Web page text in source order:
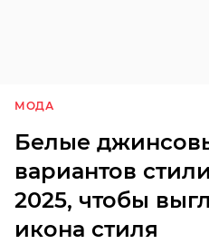
МОДА
Белые
вариантов
2025, чтобы
икона стиля